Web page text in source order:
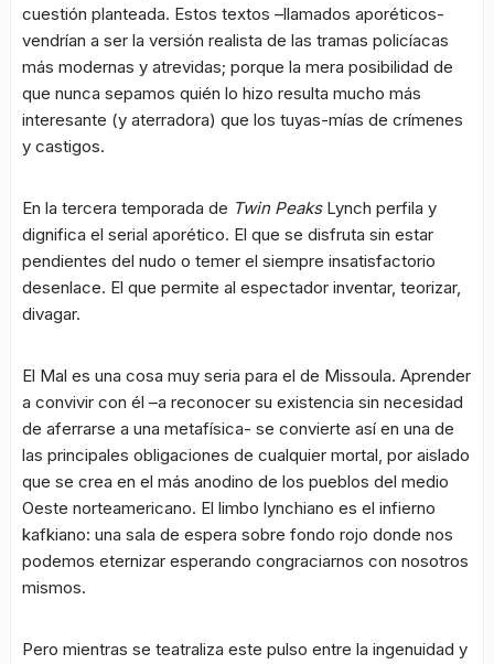
cuestión planteada. Estos textos –llamados aporéticos-
vendrían a ser la versión realista de las tramas policíacas
más modernas y atrevidas; porque la mera posibilidad de
que nunca sepamos quién lo hizo resulta mucho más
interesante (y aterradora) que los tuyas-mías de crímenes
y castigos.
En la tercera temporada de Twin PeaksLynch perfila y
dignifica el serial aporético. El que se disfruta sin estar
pendientes del nudo o temer el siempre insatisfactorio
desenlace. El que permite al espectador inventar, teorizar,
divagar.
El Mal es una cosa muy seria para el de Missoula. Aprender
a convivir con él –a reconocer su existencia sin necesidad
de aferrarse a una metafísica- se convierte así en una de
las principales obligaciones de cualquier mortal, por aislado
que se crea en el más anodino de los pueblos del medio
Oeste norteamericano. El limbo lynchiano es el infierno
kafkiano: una sala de espera sobre fondo rojo donde nos
podemos eternizar esperando congraciarnos con nosotros
mismos.
Pero mientras se teatraliza este pulso entre la ingenuidad y